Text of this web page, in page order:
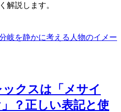
解説します。
クスは「メサイ
？正しい表記と使